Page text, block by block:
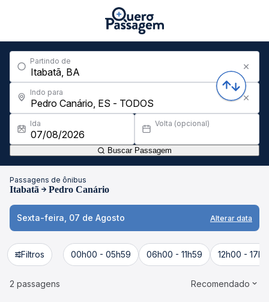
Partindo de
Indo para
Ida Volta (opcional)
Buscar Passagem
Passagens de ônibus
Itabatã Pedro Canário
Sexta-feira, 07 de Agosto Alterar data
Filtros 00h00 - 05h59 06h00 - 11h59 12h00 -
2 passagens Recomendado